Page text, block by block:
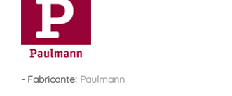
- Fabricante: Paulmann